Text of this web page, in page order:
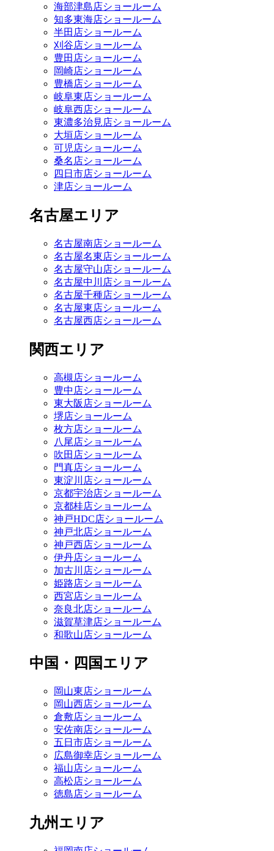
海部津島店ショールーム
知多東海店ショールーム
半田店ショールーム
刈谷店ショールーム
豊田店ショールーム
岡崎店ショールーム
豊橋店ショールーム
岐阜東店ショールーム
岐阜西店ショールーム
東濃多治見店ショールーム
大垣店ショールーム
可児店ショールーム
桑名店ショールーム
四日市店ショールーム
津店ショールーム
名古屋エリア
名古屋南店ショールーム
名古屋名東店ショールーム
名古屋守山店ショールーム
名古屋中川店ショールーム
名古屋千種店ショールーム
名古屋東店ショールーム
名古屋西店ショールーム
関西エリア
高槻店ショールーム
豊中店ショールーム
東大阪店ショールーム
堺店ショールーム
枚方店ショールーム
八尾店ショールーム
吹田店ショールーム
門真店ショールーム
東淀川店ショールーム
京都宇治店ショールーム
京都桂店ショールーム
神戸HDC店ショールーム
神戸北店ショールーム
神戸西店ショールーム
伊丹店ショールーム
加古川店ショールーム
姫路店ショールーム
西宮店ショールーム
奈良北店ショールーム
滋賀草津店ショールーム
和歌山店ショールーム
中国・四国エリア
岡山東店ショールーム
岡山西店ショールーム
倉敷店ショールーム
安佐南店ショールーム
五日市店ショールーム
広島御幸店ショールーム
福山店ショールーム
高松店ショールーム
徳島店ショールーム
九州エリア